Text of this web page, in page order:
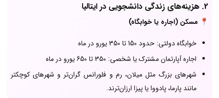
2. هزینه‌های زندگی دانشجویی در ایتالیا
📍 مسکن (اجاره یا خوابگاه)
خوابگاه دولتی: حدود 150 تا 350 یورو در ماه
اجاره آپارتمان مشترک یا شخصی: 350 تا 650 یورو در ماه
شهرهای بزرگ مثل میلان، رم و فلورانس گران‌تر و شهرهای کوچکتر
مانند پارما، پادووا یا پیزا ارزان‌ترند.